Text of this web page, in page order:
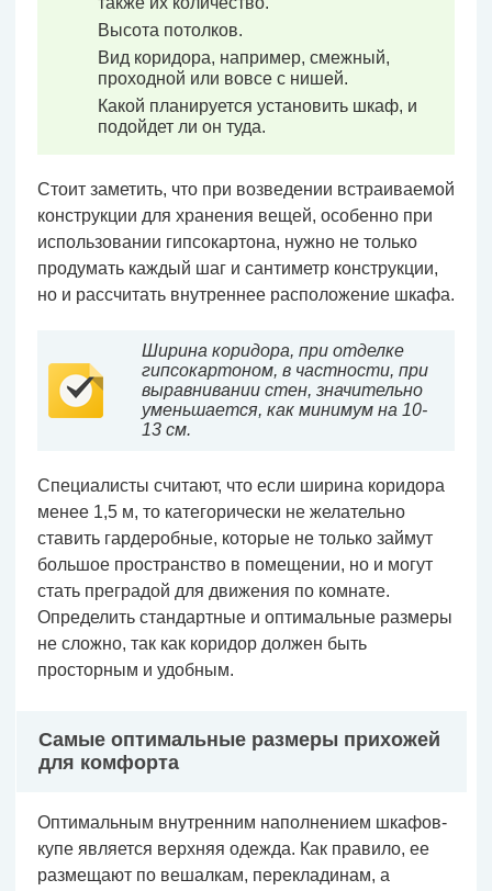
Высота потолков.
Вид коридора, например, смежный,
проходной или вовсе с нишей.
Какой планируется установить шкаф, и
подойдет ли он туда.
Стоит заметить, что при возведении встраиваемой
конструкции для хранения вещей, особенно при
использовании гипсокартона, нужно не только
продумать каждый шаг и сантиметр конструкции,
но и рассчитать внутреннее расположение шкафа.
Ширина коридора, при отделке
гипсокартоном, в частности, при
выравнивании стен, значительно
уменьшается, как минимум на 10-
13 см.
Специалисты считают, что если ширина коридора
менее 1,5 м, то категорически не желательно
ставить гардеробные, которые не только займут
большое пространство в помещении, но и могут
стать преградой для движения по комнате.
Определить стандартные и оптимальные размеры
не сложно, так как коридор должен быть
просторным и удобным.
Самые оптимальные размеры прихожей
для комфорта
Оптимальным внутренним наполнением шкафов-
купе является верхняя одежда. Как правило, ее
размещают по вешалкам, перекладинам, а